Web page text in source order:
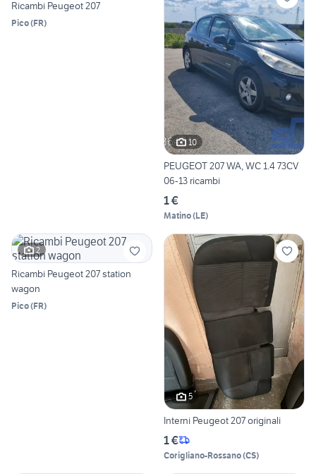
Ricambi Peugeot 207
Pico(FR)
10
PEUGEOT 207 WA, WC 1.4 73CV
06-13 ricambi
1 €
Matino(LE)
2
Ricambi Peugeot 207 station
wagon
Pico(FR)
5
Interni Peugeot 207 originali
1 €
Corigliano-Rossano(CS)